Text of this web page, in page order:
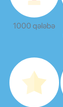
1000 qələbə